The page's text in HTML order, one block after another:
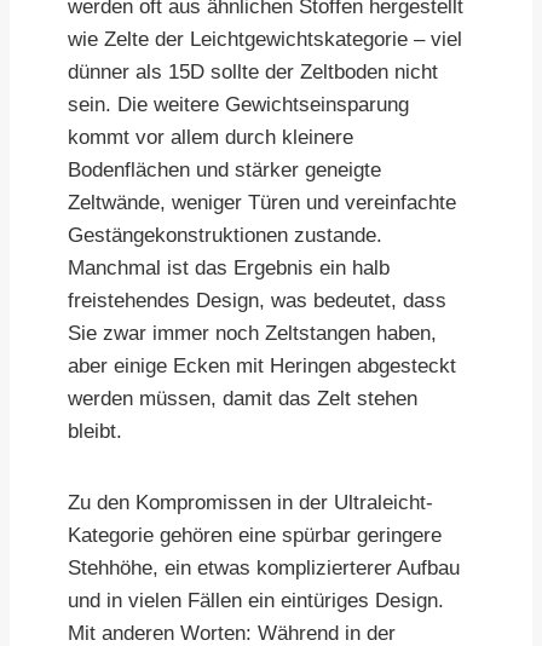
werden oft aus ähnlichen Stoffen hergestellt
wie Zelte der Leichtgewichtskategorie – viel
dünner als 15D sollte der Zeltboden nicht
sein. Die weitere Gewichtseinsparung
kommt vor allem durch kleinere
Bodenflächen und stärker geneigte
Zeltwände, weniger Türen und vereinfachte
Gestängekonstruktionen zustande.
Manchmal ist das Ergebnis ein halb
freistehendes Design, was bedeutet, dass
Sie zwar immer noch Zeltstangen haben,
aber einige Ecken mit Heringen abgesteckt
werden müssen, damit das Zelt stehen
bleibt.
Zu den Kompromissen in der Ultraleicht-
Kategorie gehören eine spürbar geringere
Stehhöhe, ein etwas komplizierterer Aufbau
und in vielen Fällen ein eintüriges Design.
Mit anderen Worten: Während in der